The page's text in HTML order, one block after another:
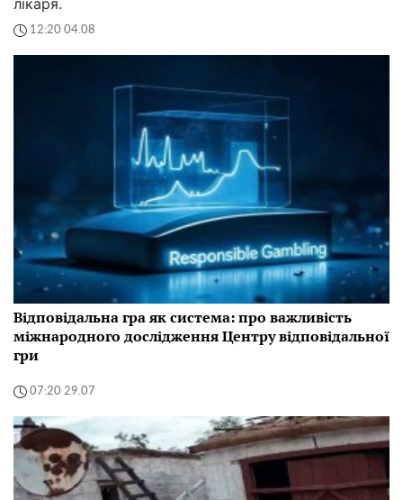
12:20 04.08
Відповідальна гра як система: про важливість
міжнародного дослідження Центру відповідальної
гри
07:20 29.07